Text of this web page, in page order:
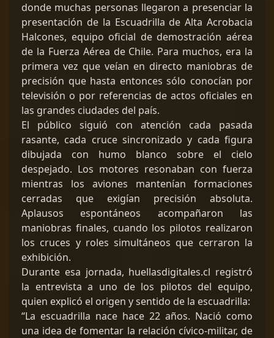
donde muchas personas llegaron a presenciar la
presentación de la Escuadrilla de Alta Acrobacia
Halcones, equipo oficial de demostración aérea
de la Fuerza Aérea de Chile. Para muchos, era la
primera vez que veían en directo maniobras de
precisión que hasta entonces sólo conocían por
televisión o por referencias de actos oficiales en
las grandes ciudades del país.
El público siguió con atención cada pasada
rasante, cada cruce sincronizado y cada figura
dibujada con humo blanco sobre el cielo
despejado. Los motores resonaban con fuerza
mientras los aviones mantenían formaciones
cerradas que exigían precisión absoluta.
Aplausos espontáneos acompañaron las
maniobras finales, cuando los pilotos realizaron
los cruces y roles simultáneos que cerraron la
exhibición.
Durante esa jornada, huellasdigitales.cl registró
la entrevista a uno de los pilotos del equipo,
quien explicó el origen y sentido de la escuadrilla:
“La escuadrilla nace hace 22 años. Nació como
una idea de fomentar la relación cívico-militar, de